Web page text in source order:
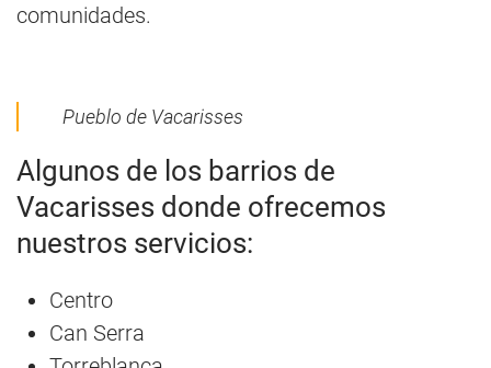
comunidades.
Pueblo de Vacarisses
Algunos de los barrios de
Vacarisses donde ofrecemos
nuestros servicios:
Centro
Can Serra